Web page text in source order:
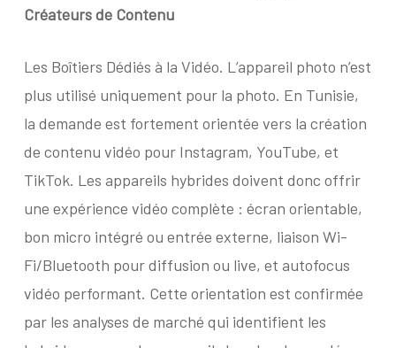
Créateurs de Contenu
Les Boîtiers Dédiés à la Vidéo. L’appareil photo n’est
plus utilisé uniquement pour la photo. En Tunisie,
la demande est fortement orientée vers la création
de contenu vidéo pour Instagram, YouTube, et
TikTok. Les appareils hybrides doivent donc offrir
une expérience vidéo complète : écran orientable,
bon micro intégré ou entrée externe, liaison Wi-
Fi/Bluetooth pour diffusion ou live, et autofocus
vidéo performant. Cette orientation est confirmée
par les analyses de marché qui identifient les